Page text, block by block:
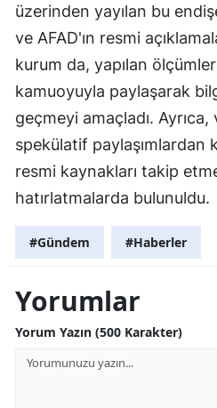
üzerinden yayılan bu
ve AFAD'ın resmi
kurum da, yapılan
kamuoyuyla paylaşarak
geçmeyi amaçladı.
spekülatif paylaşımlardan
resmi kaynakları takip
hatırlatmalarda bulunuldu.
#Gündem #Haberler
Yorumlar
Yorum Yazın (500 Karakter)